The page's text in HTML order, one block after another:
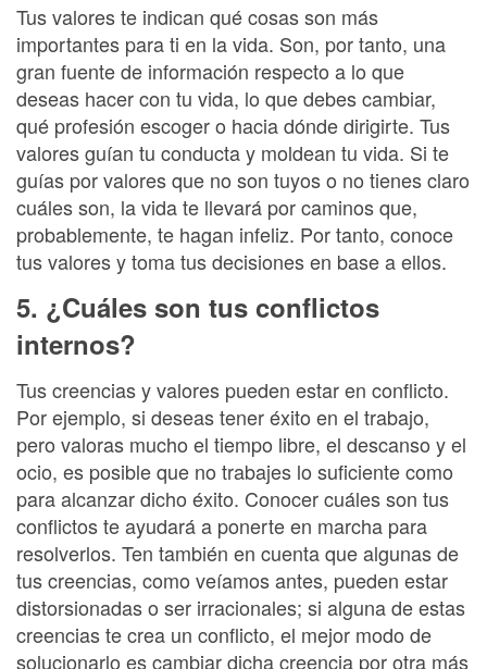
Tus valores te indican qué cosas son más
importantes para ti en la vida. Son, por tanto, una
gran fuente de información respecto a lo que
deseas hacer con tu vida, lo que debes cambiar,
qué profesión escoger o hacia dónde dirigirte. Tus
valores guían tu conducta y moldean tu vida. Si te
guías por valores que no son tuyos o no tienes claro
cuáles son, la vida te llevará por caminos que,
probablemente, te hagan infeliz. Por tanto, conoce
tus valores y toma tus decisiones en base a ellos.
5. ¿Cuáles son tus conflictos
internos?
Tus creencias y valores pueden estar en conflicto.
Por ejemplo, si deseas tener éxito en el trabajo,
pero valoras mucho el tiempo libre, el descanso y el
ocio, es posible que no trabajes lo suficiente como
para alcanzar dicho éxito. Conocer cuáles son tus
conflictos te ayudará a ponerte en marcha para
resolverlos. Ten también en cuenta que algunas de
tus creencias, como veíamos antes, pueden estar
distorsionadas o ser irracionales; si alguna de estas
creencias te crea un conflicto, el mejor modo de
solucionarlo es cambiar dicha creencia por otra más